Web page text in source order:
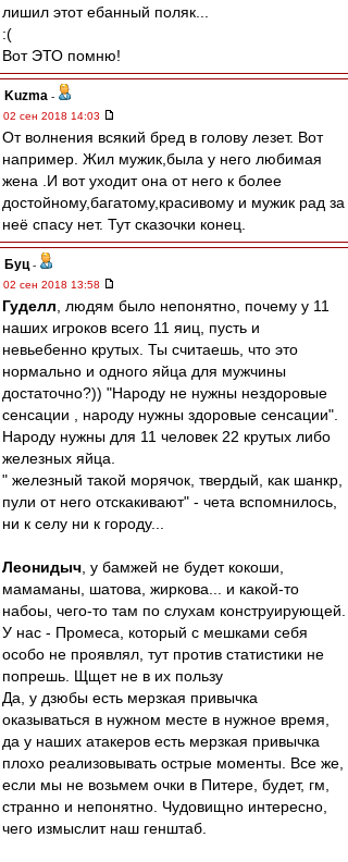
лишил этот ебанный поляк...
:(
Вот ЭТО помню!
Kuzma -
02 сен 2018 14:03
От волнения всякий бред в голову лезет. Вот
например. Жил мужик,была у него любимая
жена .И вот уходит она от него к более
достойному,багатому,красивому и мужик рад за
неё спасу нет. Тут сказочки конец.
Буц -
02 сен 2018 13:58
Гуделл , людям было непонятно, почему у 11
наших игроков всего 11 яиц, пусть и
невьебенно крутых. Ты считаешь, что это
нормально и одного яйца для мужчины
достаточно?)) "Народу не нужны нездоровые
сенсации , народу нужны здоровые сенсации".
Народу нужны для 11 человек 22 крутых либо
железных яйца.
" железный такой морячок, твердый, как шанкр,
пули от него отскакивают" - чета вспомнилось,
ни к селу ни к городу...
Леонидыч , у бамжей не будет кокоши,
мамаманы, шатова, жиркова... и какой-то
набоы, чего-то там по слухам конструирующей.
У нас - Промеса, который с мешками себя
особо не проявлял, тут против статистики не
попрешь. Щщет не в их пользу
Да, у дзюбы есть мерзкая привычка
оказываться в нужном месте в нужное время,
да у наших атакеров есть мерзкая привычка
плохо реализовывать острые моменты. Все же,
если мы не возьмем очки в Питере, будет, гм,
странно и непонятно. Чудовищно интересно,
чего измыслит наш генштаб.